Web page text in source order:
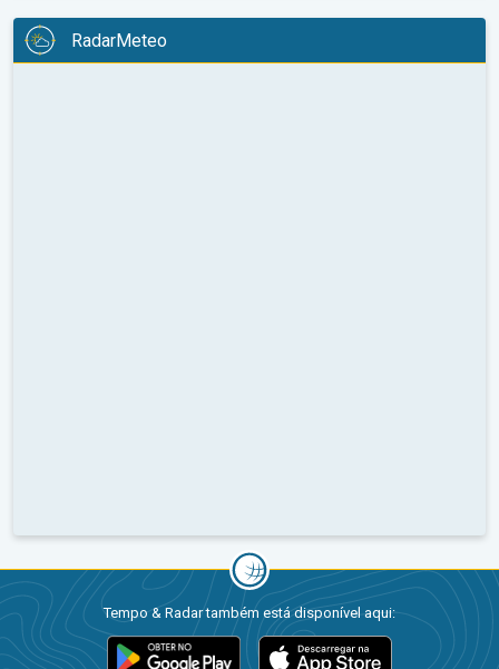
RadarMeteo
Tempo & Radar também está disponível aqui: